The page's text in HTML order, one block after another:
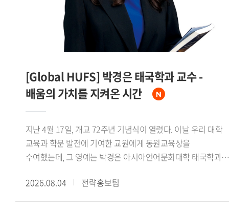
[Global HUFS] 박경은 태국학과 교수 -
배움의 가치를 지켜온 시간
지난 4월 17일, 개교 72주년 기념식이 열렸다. 이날 우리 대학
교육과 학문 발전에 기여한 교원에게 동원교육상을
수여했는데, 그 영예는 박경은 아시아언어문화대학 태국학과
헌신해온 박경은 교수를 만나 빛나는 교육철학을 들어보았다. -
2026.08.04 전략홍보팀